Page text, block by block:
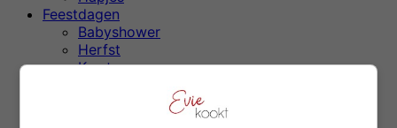
Feestdagen
Babyshower
Herfst
Kerst